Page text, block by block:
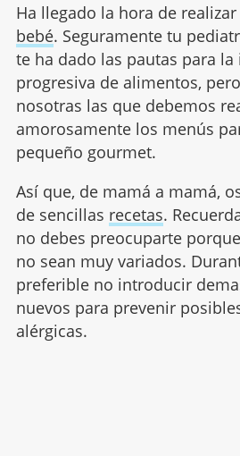
Ha llegado la hora de
bebé. Seguramente tu
te ha dado las pautas para
progresiva de alimentos,
nosotras las que debemos
amorosamente los menús
pequeño gourmet.
Así que, de mamá a mamá,
de sencillas recetas.
no debes preocuparte
no sean muy variados.
preferible no introducir
nuevos para prevenir
alérgicas.